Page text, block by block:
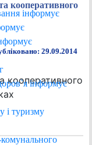
інформує
інформує
і туризму
кооперативного
29.09.2014
кооперативного